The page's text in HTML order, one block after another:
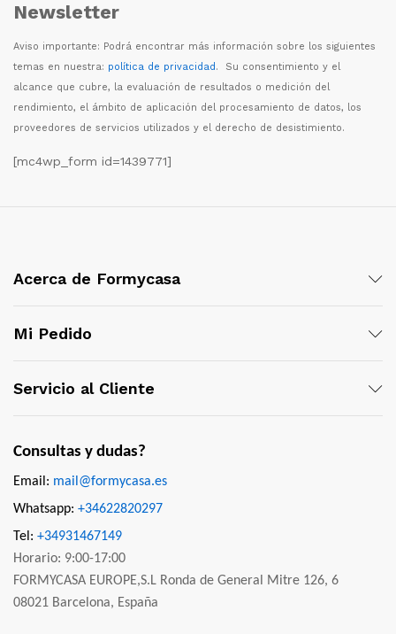
Newsletter
Aviso importante: Podrá encontrar más información sobre los siguientes
temas en nuestra: política de privacidad. Su consentimiento y el
alcance que cubre, la evaluación de resultados o medición del
rendimiento, el ámbito de aplicación del procesamiento de datos, los
proveedores de servicios utilizados y el derecho de desistimiento.
[mc4wp_form id=1439771]
Acerca de Formycasa
Mi Pedido
Servicio al Cliente
Consultas y dudas?
Email: mail@formycasa.es
Whatsapp: +34622820297
Tel: +34931467149
Horario: 9:00-17:00
FORMYCASA EUROPE,S.L Ronda de General Mitre 126, 6
08021 Barcelona, España